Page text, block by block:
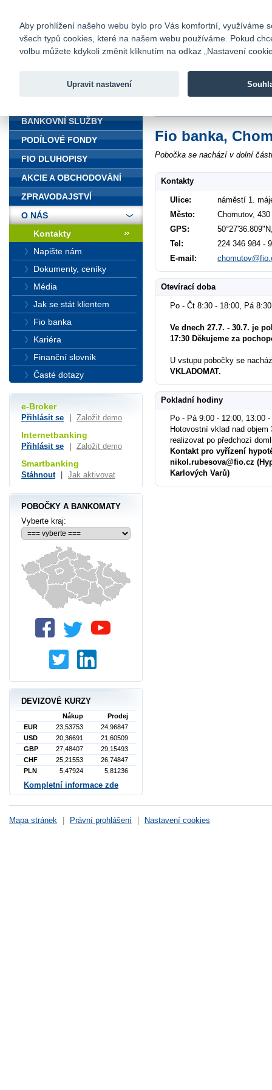
Fio banka
Fio banka
Fio banka,
Pobočka se nachází v dolní
Kontakty
Ulice:
náměstí 1.
Město:
Chomutov, 430
GPS:
Tel:
224 346 984 -
E-mail:
Otevírací doba
Po - Čt 8:30 - 18:00, Pá
Ve dnech 27.7. - 30.7. je
17:30 Děkujeme za
U vstupu pobočky se
VKLADOMAT.
Pokladní hodiny
Po - Pá 9:00 - 12:00, 13:00
Hotovostní vklad nad objem
realizovat po předchozí
Kontakt pro vyřízení
nikol.rubesova@fio.cz
Karlových Varů)
BANKOVNÍ SLUŽBY
PODÍLOVÉ FONDY
FIO DLUHOPISY
AKCIE A OBCHODOVÁNÍ
ZPRAVODAJSTVÍ
O NÁS
Kontakty
Napište nám
Dokumenty, ceníky
Média
Jak se stát klientem
Fio banka
Kariéra
Finanční slovník
Časté dotazy
e-Broker
Přihlásit se Založit demo
Internetbanking
Přihlásit se Založit demo
Smartbanking
Stáhnout Jak aktivovat
POBOČKY A BANKOMATY
Vyberte kraj:
DEVIZOVÉ KURZY
Nákup
Prodej
EUR
23,53753
24,96847
USD
20,36691
21,60509
GBP
27,48407
29,15493
CHF
25,21553
26,74847
PLN
5,47924 5,81236
Kompletní informace zde
Mapa stránek Právní prohlášení Nastavení cookies
Aby prohlížení našeho webu bylo pro Vás komfortní, využíváme
všech typů cookies, které na našem webu používáme. Pokud
volbu můžete kdykoli změnit kliknutím na odkaz „Nastavení
Upravit nastavení